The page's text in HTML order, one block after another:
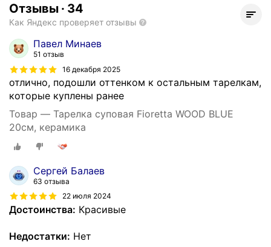
Отзывы · 34
Как Яндекс проверяет отзывы
Павел Минаев
51 отзыв
16 декабря 2025
отлично, подошли оттенком к остальным тарелкам,
которые куплены ранее
Товар — Тарелка суповая Fioretta WOOD BLUE
20см, керамика
Сергей Балаев
63 отзыва
22 июля 2024
Достоинства: Красивые
Недостатки: Нет